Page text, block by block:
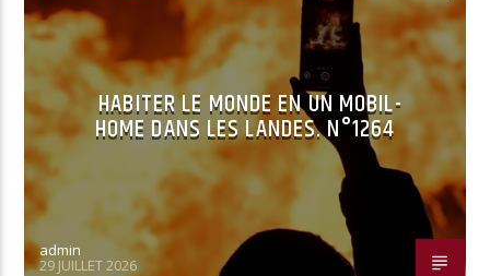
HABITER LE MONDE EN UN MOBIL-
HOME DANS LES LANDES. N°1264
admin
29 JUILLET 2026